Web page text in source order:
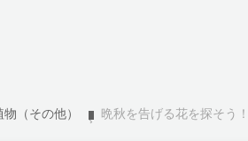
（その他） 晩秋を告げる花を探そう